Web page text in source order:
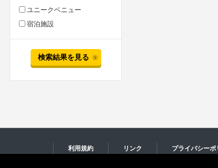
ユニークベニュー
宿泊施設
検索結果を見る
利用規約 リンク プライバシーポ